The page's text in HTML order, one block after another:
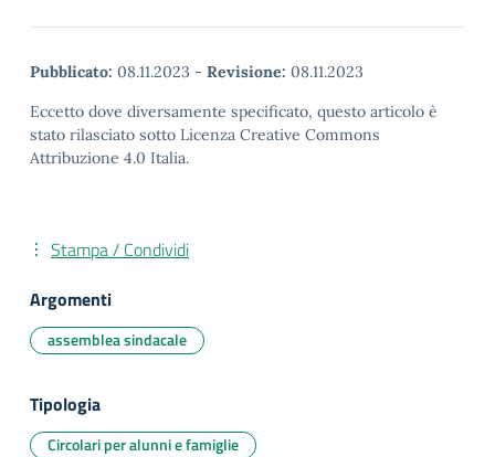
Pubblicato: 08.11.2023 - Revisione: 08.11.2023
Eccetto dove diversamente specificato, questo articolo è
stato rilasciato sotto Licenza Creative Commons
Attribuzione 4.0 Italia.
Stampa / Condividi
Argomenti
assemblea sindacale
Tipologia
Circolari per alunni e famiglie